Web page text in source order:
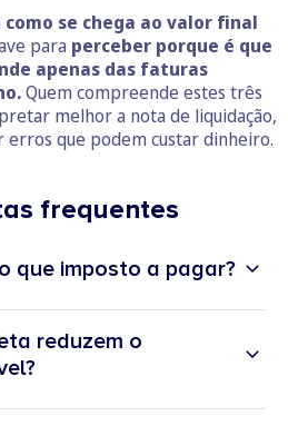
se chega ao valor final
para perceber porque é que
apenas das faturas
Quem compreende estes três
melhor a nota de liquidação,
erros que podem custar dinheiro.
frequentes
que imposto a pagar?
reduzem o